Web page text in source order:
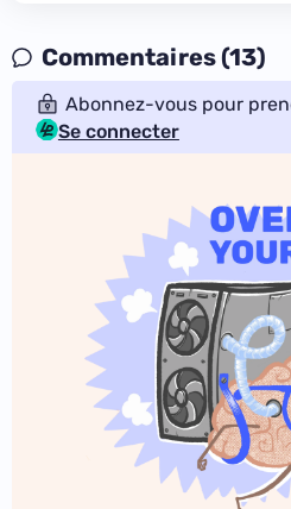
Commentaires (13)
Abonnez-vous pour
Se connecter